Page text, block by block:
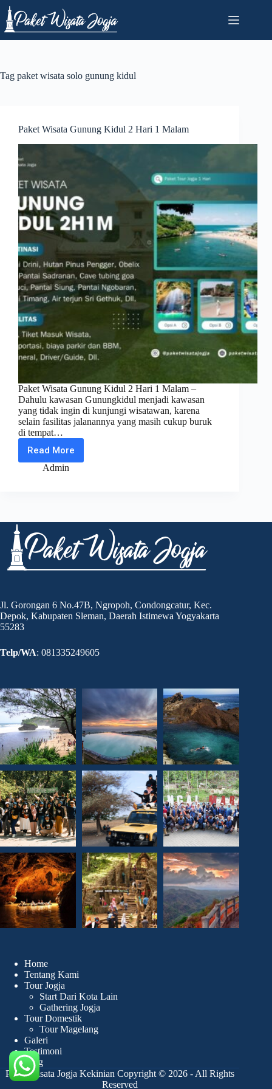
Skip
content
Tag paket wisata solo gunung kidul
Paket Wisata Gunung Kidul 2 Hari 1 Malam
Paket Wisata Gunung Kidul 2 Hari 1 Malam –
Dahulu kawasan Gunungkidul menjadi kawasan
yang tidak ingin di kunjungi wisatawan, karena
selain fasilitas jalanannya yang masih cukup buruk
di tempat…
Read More
Paket
Wisata
1
Admin
Jl. Gorongan 6 No.47B, Ngropoh, Condongcatur, Kec.
Depok, Kabupaten Sleman, Daerah Istimewa Yogyakarta
55283
Telp/WA: 081335249605
Home
Tentang Kami
Tour Jogja
Start Dari Kota Lain
Gathering Jogja
Tour Domestik
Tour Magelang
Galeri
Testimoni
Blog
Paket Wisata Jogja Kekinian Copyright © 2026 - All Rights
Reserved